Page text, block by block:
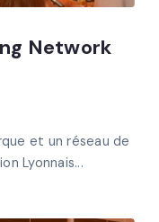
Network
et un réseau de
Lyonnais...